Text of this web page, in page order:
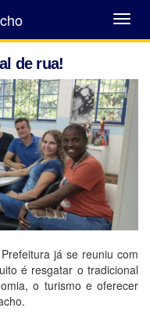
Abrir
Menu
de rua!
já se reuniu com
é resgatar o tradicional
o turismo e oferecer